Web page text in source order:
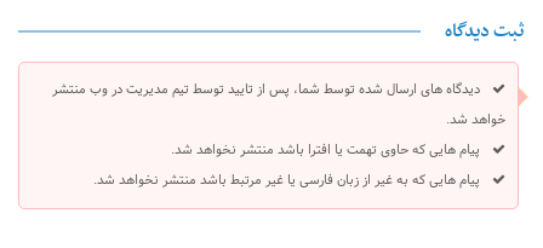
ثبت دیدگاه
دیدگاه های ارسال شده توسط شما، پس از تایید توسط تیم مدیریت در وب منتشر
خواهد شد.
پیام هایی که حاوی تهمت یا افترا باشد منتشر نخواهد شد.
پیام هایی که به غیر از زبان فارسی یا غیر مرتبط باشد منتشر نخواهد شد.